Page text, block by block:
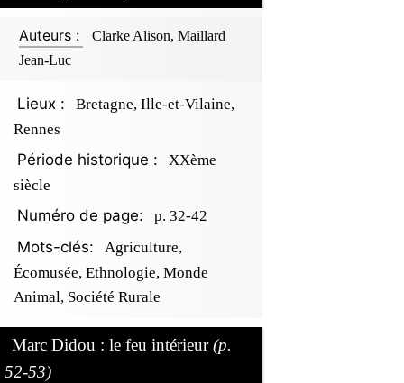
Auteurs :
Clarke Alison, Maillard
Jean-Luc
Lieux :
Bretagne, Ille-et-Vilaine,
Rennes
Période historique :
XXème
siècle
Numéro de page: p. 32-42
Mots-clés:
Agriculture,
Écomusée, Ethnologie, Monde
Animal, Société Rurale
Marc Didou : le feu intérieur(p.
52-53)